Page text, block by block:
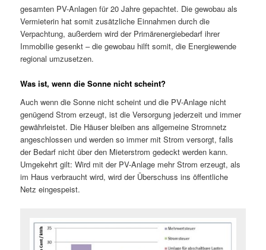
gesamten PV-Anlagen für 20 Jahre gepachtet. Die gewobau als
Vermieterin hat somit zusätzliche Einnahmen durch die
Verpachtung, außerdem wird der Primärenergiebedarf ihrer
Immobilie gesenkt – die gewobau hilft somit, die Energiewende
regional umzusetzen.
Was ist, wenn die Sonne nicht scheint?
Auch wenn die Sonne nicht scheint und die PV-Anlage nicht
genügend Strom erzeugt, ist die Versorgung jederzeit und immer
gewährleistet. Die Häuser bleiben ans allgemeine Stromnetz
angeschlossen und werden so immer mit Strom versorgt, falls
der Bedarf nicht über den Mieterstrom gedeckt werden kann.
Umgekehrt gilt: Wird mit der PV-Anlage mehr Strom erzeugt, als
im Haus verbraucht wird, wird der Überschuss ins öffentliche
Netz eingespeist.